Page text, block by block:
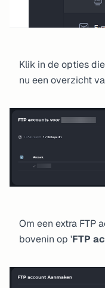
Klik in de opties
nu een overzicht
Om een extra FTP
bovenin op 'FTP